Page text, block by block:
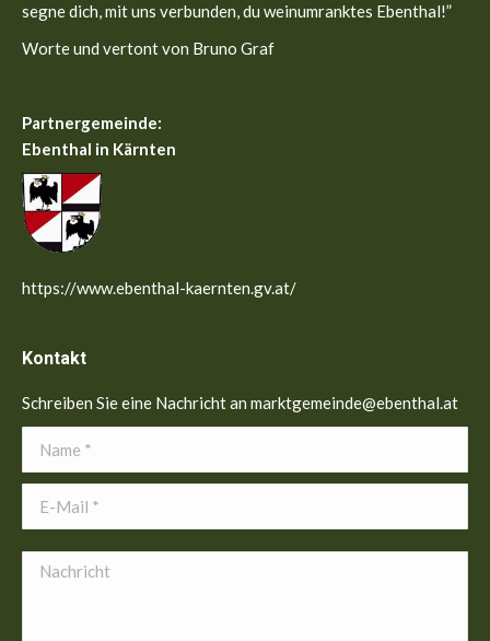
segne dich, mit uns verbunden, du weinumranktes Ebenthal!”
Worte und vertont von Bruno Graf
Partnergemeinde:
Ebenthal in Kärnten
https://www.ebenthal-kaernten.gv.at/
Kontakt
Schreiben Sie eine Nachricht an marktgemeinde@ebenthal.at
Name *
E-Mail *
Nachricht